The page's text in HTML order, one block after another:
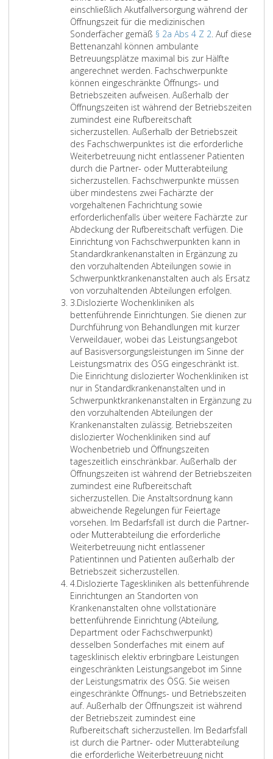
d
e
E
i
n
r
i
c
h
t
u
n
g
e
n
,
d
i
e
z
e
i
t
l
i
c
h
u
n
e
i
n
g
e
s
c
h
r
ä
n
k
t
z
u
b
e
t
r
e
i
b
e
n
s
i
n
d
u
n
d
d
i
t
e
l
e
v
o
n
A
b
t
e
i
l
u
n
g
e
n
k
ö
n
n
e
n
n
a
c
h
M
a
ß
g
a
b
e
d
e
s
P
a
r
a
g
r
a
p
h
2
a
,
A
b
s
a
t
z
4
,
f
o
l
t
m
e
n
t
s
a
l
s
b
e
t
e
n
f
ü
h
r
e
n
d
e
E
i
n
r
i
c
h
t
u
n
g
e
n
f
ü
r
R
e
m
o
b
i
l
i
s
a
t
i
o
n
u
n
d
N
a
c
h
s
o
e
r
2
einschließlich Akutfallversorgung während der
Öffnungszeit für die medizinischen
Sonderfächer gemäß § 2a Abs 4 Z 2. Auf diese
Bettenanzahl können ambulante
Betreuungsplätze maximal bis zur Hälfte
angerechnet werden. Fachschwerpunkte
können eingeschränkte Öffnungs- und
Betriebszeiten aufweisen. Außerhalb der
Öffnungszeiten ist während der Betriebszeiten
zumindest eine Rufbereitschaft
sicherzustellen. Außerhalb der Betriebszeit
des Fachschwerpunktes ist die erforderliche
Weiterbetreuung nicht entlassener Patienten
durch die Partner- oder Mutterabteilung
sicherzustellen. Fachschwerpunkte müssen
über mindestens zwei Fachärzte der
vorgehaltenen Fachrichtung sowie
erforderlichenfalls über weitere Fachärzte zur
Abdeckung der Rufbereitschaft verfügen. Die
Einrichtung von Fachschwerpunkten kann in
Standardkrankenanstalten in Ergänzung zu
den vorzuhaltenden Abteilungen sowie in
Schwerpunktkrankenanstalten auch als Ersatz
von vorzuhaltenden Abteilungen erfolgen.
c
h
s
c
h
w
r
u
t
e
l
b
t
n
n
d
E
i
r
i
3.Z
i
f
f
e
r
3
Dislozierte Wochenkliniken als
bettenführende Einrichtungen. Sie dienen zur
Durchführung von Behandlungen mit kurzer
Verweildauer, wobei das Leistungsangebot
auf Basisversorgungsleistungen im Sinne der
Leistungsmatrix des ÖSG eingeschränkt ist.
Die Einrichtung dislozierter Wochenkliniken ist
nur in Standardkrankenanstalten und in
Schwerpunktkrankenanstalten in Ergänzung zu
den vorzuhaltenden Abteilungen der
Krankenanstalten zulässig. Betriebszeiten
dislozierter Wochenkliniken sind auf
Wochenbetrieb und Öffnungszeiten
tageszeitlich einschränkbar. Außerhalb der
Öffnungszeiten ist während der Betriebszeiten
zumindest eine Rufbereitschaft
sicherzustellen. Die Anstaltsordnung kann
abweichende Regelungen für Feiertage
vorsehen. Im Bedarfsfall ist durch die Partner-
oder Mutterabteilung die erforderliche
Weiterbetreuung nicht entlassener
Patientinnen und Patienten außerhalb der
Betriebszeit sicherzustellen.
4.Z
i
f
f
e
r
4
Dislozierte Tageskliniken als bettenführende
Einrichtungen an Standorten von
Krankenanstalten ohne vollstationäre
bettenführende Einrichtung (Abteilung,
Department oder Fachschwerpunkt)
desselben Sonderfaches mit einem auf
tagesklinisch elektiv erbringbare Leistungen
eingeschränkten Leistungsangebot im Sinne
der Leistungsmatrix des ÖSG. Sie weisen
eingeschränkte Öffnungs- und Betriebszeiten
auf. Außerhalb der Öffnungszeit ist während
der Betriebszeit zumindest eine
Rufbereitschaft sicherzustellen. Im Bedarfsfall
ist durch die Partner- oder Mutterabteilung
die erforderliche Weiterbetreuung nicht